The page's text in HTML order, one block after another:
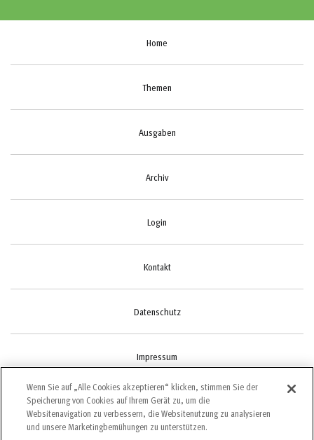
Home
Themen
Ausgaben
Archiv
Login
Kontakt
Datenschutz
Impressum
Cookie-Einstellungen
Wenn Sie auf „Alle Cookies akzeptieren“ klicken, stimmen Sie der
Speicherung von Cookies auf Ihrem Gerät zu, um die
Websitenavigation zu verbessern, die Websitenutzung zu analysieren
und unsere Marketingbemühungen zu unterstützen.